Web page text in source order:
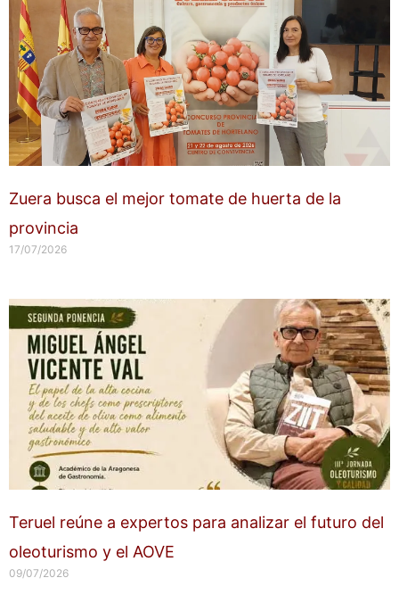
Zuera busca el mejor tomate de huerta de la
provincia
17/07/2026
Teruel reúne a expertos para analizar el futuro del
oleoturismo y el AOVE
09/07/2026